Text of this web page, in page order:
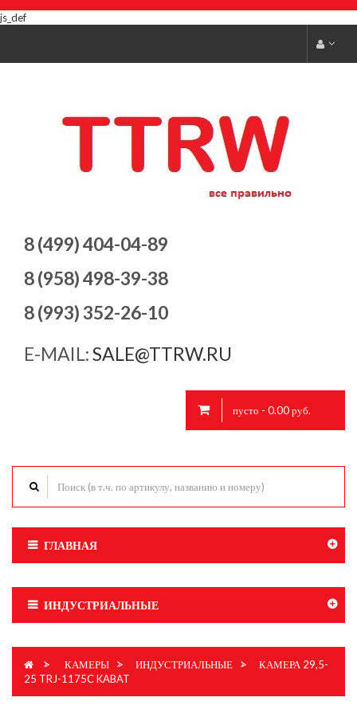
js_def
8 (499) 404-04-89
8 (958) 498-39-38
8 (993) 352-26-10
E-MAIL:SALE@TTRW.RU
пусто - 0.00 руб.
ГЛАВНАЯ
ИНДУСТРИАЛЬНЫЕ
> КАМЕРЫ > ИНДУСТРИАЛЬНЫЕ >
КАМЕРА 29,5-
25 TRJ-1175C KABAT